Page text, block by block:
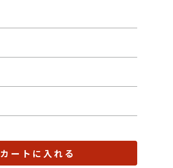
カートに入れる